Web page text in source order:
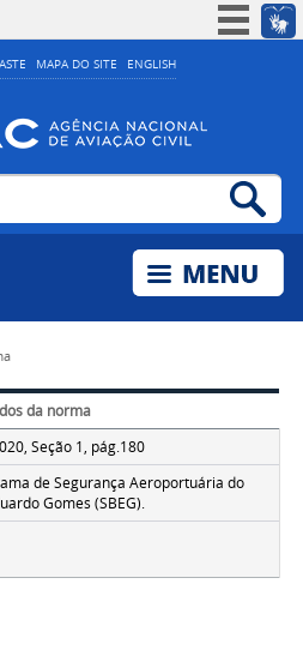
MAPA DO SITE ENGLISH
Simplifique!
Acesso à informação
Legislação
da norma
Seção 1, pág.180
de Segurança Aeroportuária do
Gomes (SBEG).